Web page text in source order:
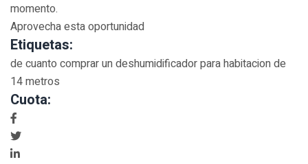
momento.
Aprovecha esta oportunidad
Etiquetas:
de cuanto comprar un deshumidificador para habitacion de
14 metros
Cuota: